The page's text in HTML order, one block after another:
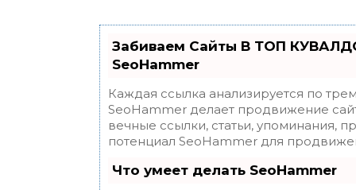
Забиваем Сайты В ТОП
SeoHammer
Каждая ссылка анализируется по
SeoHammer делает продвижение
вечные ссылки, статьи, упоминания,
потенциал SeoHammer для
Что умеет делать SeoHammer